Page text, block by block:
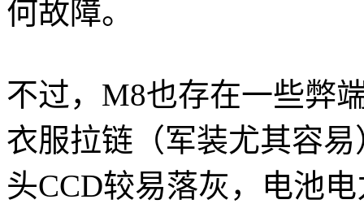
何故障。
不过，M8也存在一些弊
衣服拉链（军装尤其容
头CCD较易落灰，电池